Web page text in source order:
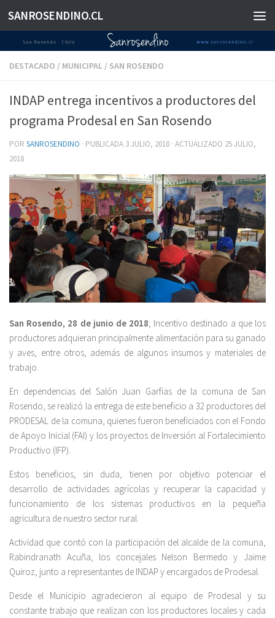
Saltar al contenido
SANROSENDINO.CL
DESTACADO / MUNICIPAL / SAN ROSENDO
INDAP entrega incentivos a productores del
programa Prodesal en San Rosendo
POR SANROSENDINO · PUBLICADA 3 JULIO, 2018 · ACTUALIZADO 25 JULIO,
2018
San Rosendo, 28 de junio de 2018; Incentivo destinado a que los
productores adquieran principalmente alimentación para su ganado
y aves, entre otros, además de algunos insumos y materiales de
trabajo.
En dependencias del Salón Juan Garfias de la comuna de San
Rosendo, se realizó la entrega de este beneficio a 32 productores del
PRODESAL de la comuna, quienes fueron beneficiados con el Fondo
de Apoyo Inicial (FAI) y los proyectos de Inversión al Fortalecimiento
Productivo (IFP).
Estos beneficios, sin duda, tienen por objetivo potenciar el
desarrollo de actividades agrícolas y recuperar la capacidad y
funcionamiento de los sistemas productivos en la pequeña
agricultura de nuestro sector rural.
Actividad que contó con la participación del alcalde de la comuna,
Rabindranath Acuña, los concejales Nelson Bermedo y Jaime
Quiroz, junto a representantes de INDAP y encargados de Prodesal.
Desde el Municipio agradecieron al equipo de Prodesal y su
constante trabajo que realizan con los productores locales y cada